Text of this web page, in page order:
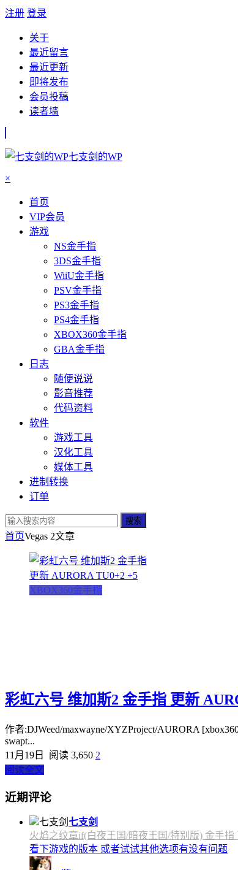
注册 登录
关于
最近留言
最近更新
即将发布
会员投稿
读者墙
七支剑的WP
×
首页
VIP会员
游戏
NS金手指
3DS金手指
WiiU金手指
PSV金手指
PS3金手指
PS4金手指
XBOX360金手指
GBA金手指
日志
随便说说
影音推荐
代码资料
软件
游戏工具
汉化工具
媒体工具
进制转换
订单
搜索
首页Vegas 2文章
XBOX360金手指
彩虹六号 维加斯2 金手指 更新
作者:DJWeed/maxwayne/XYZProject/AURORA
swapt...
11月19日
阅读 3,650 2
阅读全文
近期评论
七支剑
火焰之纹章if(白夜王国/暗夜王国/特别版) 金手指
看下游戏的版本 或者试试其他选项有没有问题